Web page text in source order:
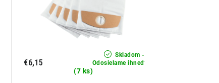
Skladom -
Odosielame ihneď
(7 ks)
€6,15